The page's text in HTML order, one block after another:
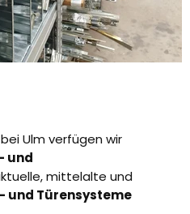
Ulm verfügen wir
und
mittelalte und
und Türensysteme